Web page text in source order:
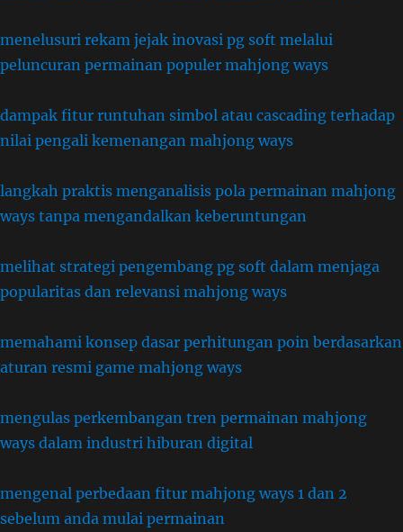
menelusuri rekam jejak inovasi pg soft melalui
peluncuran permainan populer mahjong ways
dampak fitur runtuhan simbol atau cascading terhadap
nilai pengali kemenangan mahjong ways
langkah praktis menganalisis pola permainan mahjong
ways tanpa mengandalkan keberuntungan
melihat strategi pengembang pg soft dalam menjaga
popularitas dan relevansi mahjong ways
memahami konsep dasar perhitungan poin berdasarkan
aturan resmi game mahjong ways
mengulas perkembangan tren permainan mahjong
ways dalam industri hiburan digital
mengenal perbedaan fitur mahjong ways 1 dan 2
sebelum anda mulai permainan